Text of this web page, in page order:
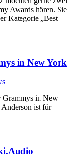
Awards hören. Sie
Kategorie „Best
in New York
Grammys in New
ist für